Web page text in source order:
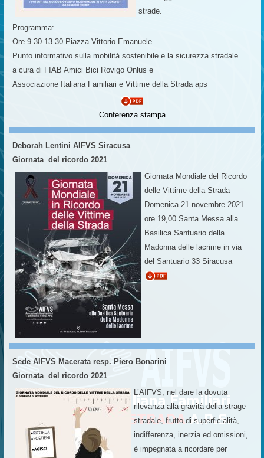
strade.
Programma:
Ore 9.30-13.30 Piazza Vittorio Emanuele
Punto informativo sulla mobilità sostenibile e la sicurezza stradale
a cura di FIAB Amici Bici Rovigo Onlus e
Associazione Italiana Familiari e Vittime della Strada aps
Conferenza stampa
Deborah Lentini AIFVS Siracusa
Giornata del ricordo 2021
Giornata Mondiale del Ricordo
delle Vittime della Strada
Domenica 21 novembre 2021
ore 19,00 Santa Messa alla
Basilica Santuario della
Madonna delle lacrime in via
del Santuario 33 Siracusa
Sede AIFVS Macerata resp. Piero Bonarini
Giornata del ricordo 2021
L’AIFVS, nel dare la dovuta
rilevanza alla gravità della strage
stradale, frutto di superficialità,
indifferenza, inerzia ed omissioni,
è impegnata a ricordare per